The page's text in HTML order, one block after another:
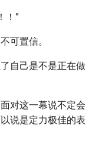
！”
可置信。
自己是不是正在做
对这一幕说不定会
说是定力极佳的表